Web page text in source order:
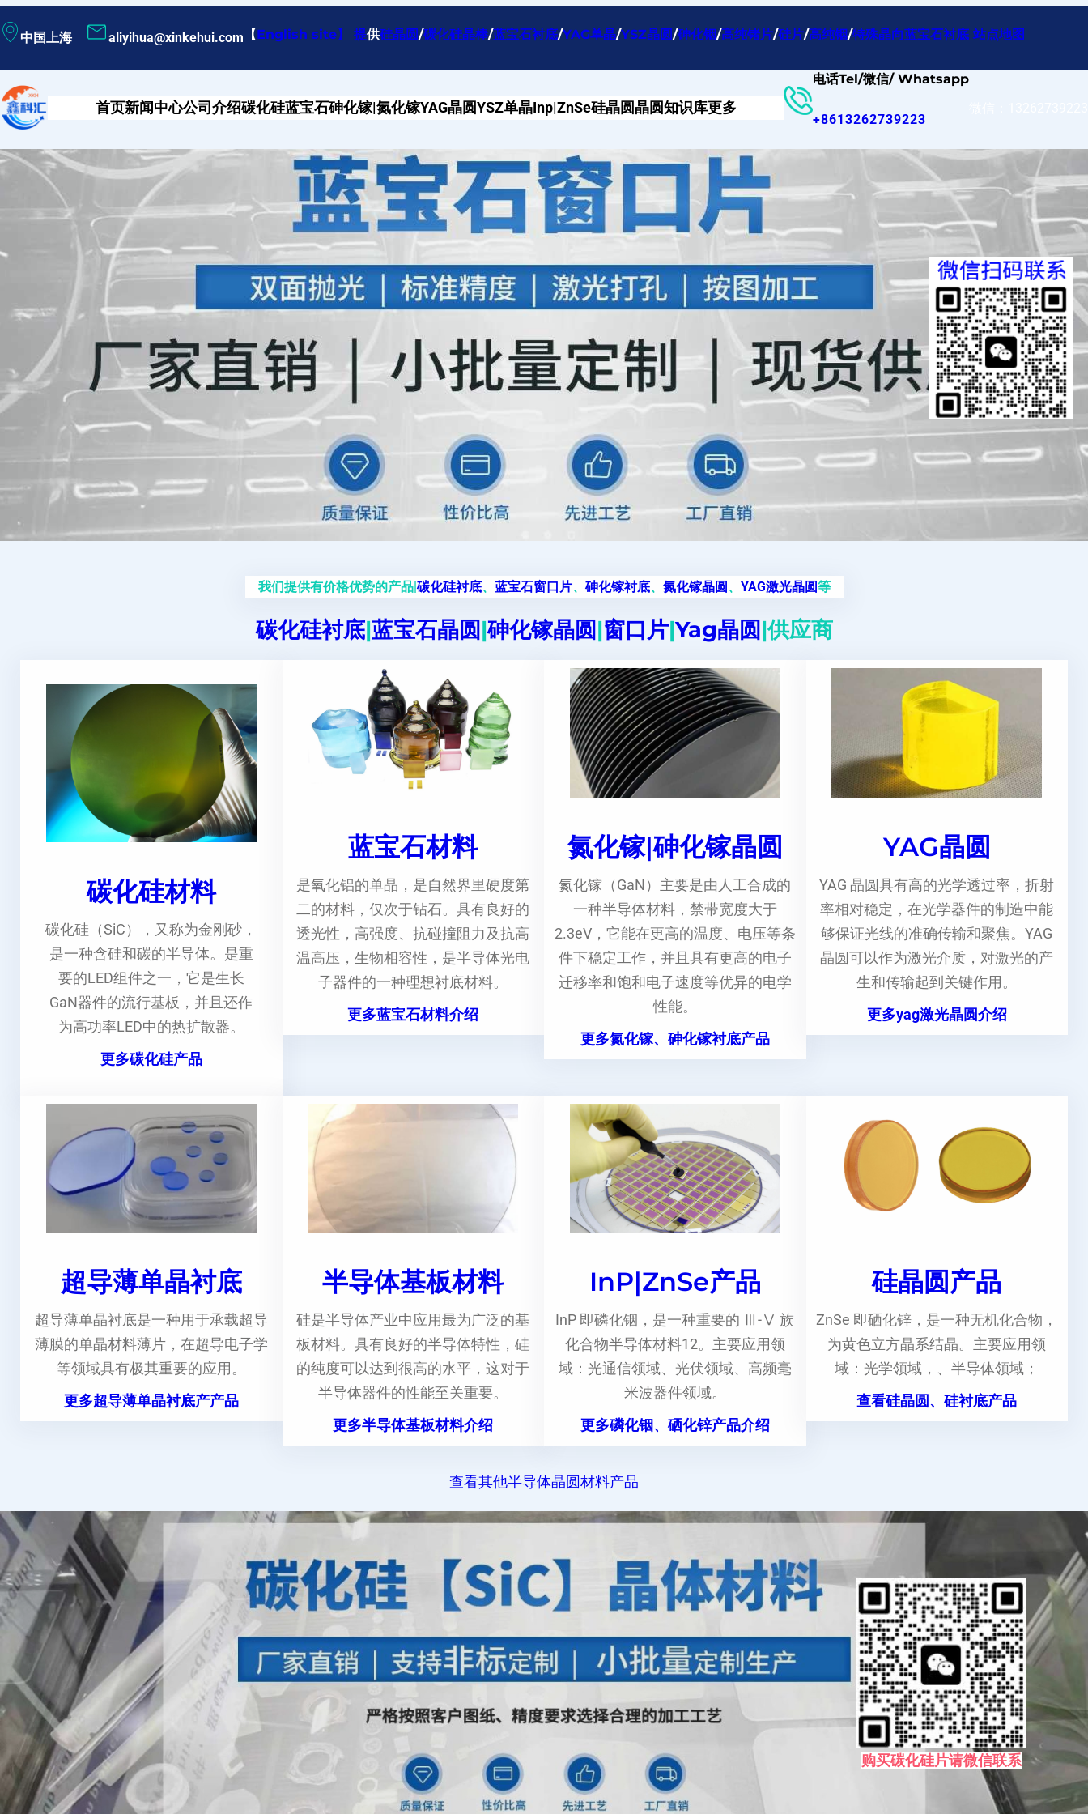
至
容
中国上海 aliyihua@xinkehui.com 【English site】 提供硅晶圆/碳化硅晶棒/蓝宝石衬底/YAG单晶/YSZ晶圆/砷化铟/高纯锗片/硅片/高纯铟/特殊晶向蓝宝石衬底 站点地图
首页新闻中心公司介绍碳化硅蓝宝石砷化镓|氮化镓YAG晶圆YSZ单晶Inp|ZnSe硅晶圆晶圆知识库更多
电话Tel/微信/ Whatsapp
+8613262739223
我们提供有价格优势的产品|碳化硅衬底、 蓝宝石窗口片、 砷化镓衬底、 氮化镓晶圆、 YAG激光晶圆等
碳化硅衬底|蓝宝石晶圆|砷化镓晶圆|窗口片|Yag晶圆|供应商
碳化硅材料
碳化硅（SiC），又称为金刚砂，
是一种含硅和碳的半导体。是重
要的LED组件之一，它是生长
GaN器件的流行基板，并且还作
为高功率LED中的热扩散器。
更多碳化硅产品
蓝宝石材料
是氧化铝的单晶，是自然界里硬度第
二的材料，仅次于钻石。具有良好的
透光性，高强度、抗碰撞阻力及抗高
温高压，生物相容性，是半导体光电
子器件的一种理想衬底材料。
更多蓝宝石材料介绍
氮化镓|砷化镓晶圆
氮化镓（GaN）主要是由人工合成的
一种半导体材料，禁带宽度大于
2.3eV，它能在更高的温度、电压等条
件下稳定工作，并且具有更高的电子
迁移率和饱和电子速度等优异的电学
性能。
更多氮化镓、砷化镓衬底产品
YAG晶圆
YAG 晶圆具有高的光学透过率，折射
率相对稳定，在光学器件的制造中能
够保证光线的准确传输和聚焦。YAG
晶圆可以作为激光介质，对激光的产
生和传输起到关键作用。
更多yag激光晶圆介绍
超导薄单晶衬底
超导薄单晶衬底是一种用于承载超导
薄膜的单晶材料薄片，在超导电子学
等领域具有极其重要的应用。
更多超导薄单晶衬底产产品
半导体基板材料
硅是半导体产业中应用最为广泛的基
板材料。具有良好的半导体特性，硅
的纯度可以达到很高的水平，这对于
半导体器件的性能至关重要。
更多半导体基板材料介绍
InP|ZnSe产品
InP 即磷化铟，是一种重要的 Ⅲ-Ⅴ 族
化合物半导体材料12。主要应用领
域：光通信领域、光伏领域、高频毫
米波器件领域。
更多磷化铟、硒化锌产品介绍
硅晶圆产品
ZnSe 即硒化锌，是一种无机化合物，
为黄色立方晶系结晶。主要应用领
域：光学领域，、半导体领域；
查看硅晶圆、硅衬底产品
查看其他半导体晶圆材料产品
购买碳化硅片请微信联系